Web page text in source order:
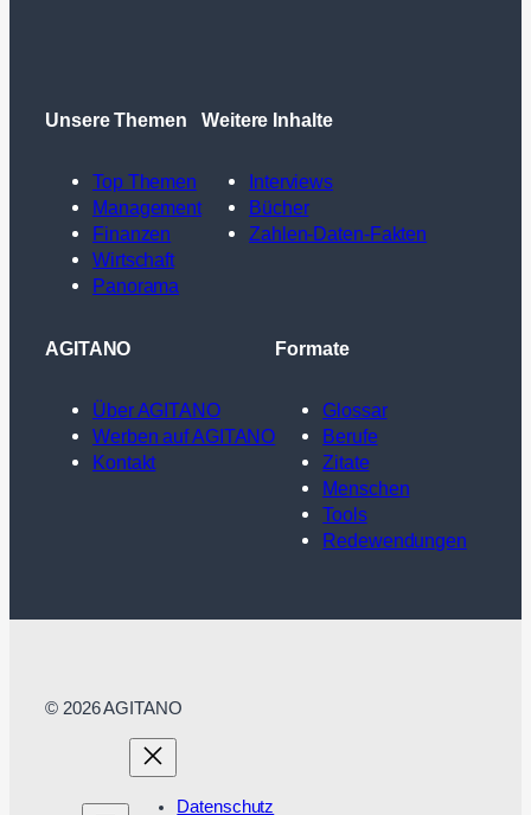
Unsere Themen
Top Themen
Management
Finanzen
Wirtschaft
Panorama
Weitere Inhalte
Interviews
Bücher
Zahlen-Daten-Fakten
AGITANO
Über AGITANO
Werben auf AGITANO
Kontakt
Formate
Glossar
Berufe
Zitate
Menschen
Tools
Redewendungen
© 2026 AGITANO
Datenschutz